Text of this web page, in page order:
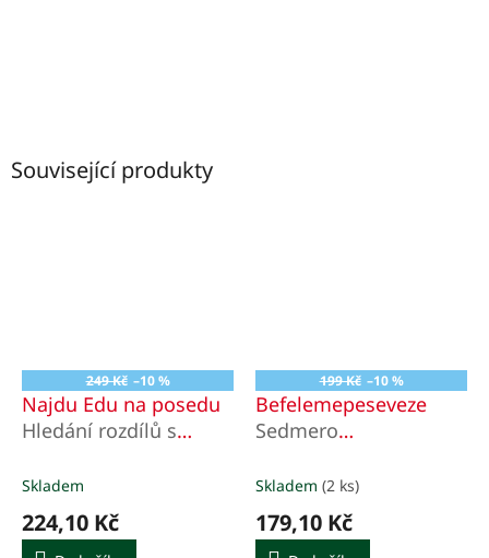
Související produkty
249 Kč –10 %
Najdu Edu na posedu
Hledání rozdílů s
říkankou
Skladem
224,10 Kč
199 Kč –10 %
Befelemepeseveze
Sedmero
Skladem (2 ks)
179,10 Kč